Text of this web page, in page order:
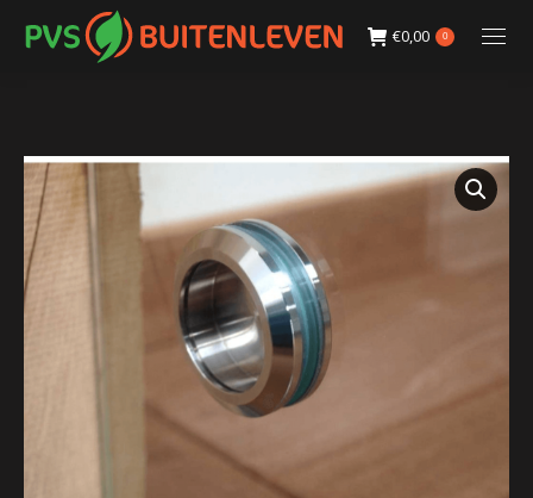
€0,00 0